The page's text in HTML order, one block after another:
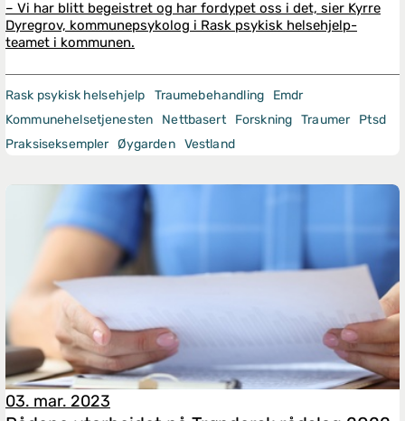
– Vi har blitt begeistret og har fordypet oss i det, sier Kyrre
Dyregrov, kommunepsykolog i Rask psykisk helsehjelp-
teamet i kommunen.
Rask psykisk helsehjelp Traumebehandling
Emdr
Kommunehelsetjenesten
Nettbasert Forskning Traumer
Ptsd
Praksiseksempler Øygarden Vestland
03. mar. 2023